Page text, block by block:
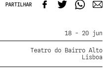
PARTILHAR
18 - 20 jun
Teatro do Bairro Alto
Lisboa